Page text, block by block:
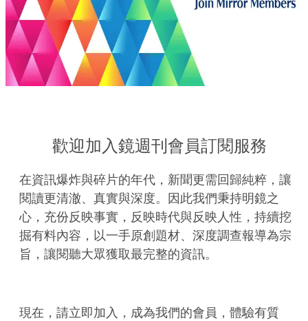
歡迎加入鏡週刊會員訂閱服務
在資訊爆炸與碎片的年代，新聞更需回歸純粹，讓
閱讀更清澈、真實與深度。因此我們秉持明鏡之
心，充份反映事實，反映時代與反映人性，持續挖
掘有料內容，以一手原創題材、深度調查報導為宗
旨，讓閱聽大眾獲取最完整的資訊。
現在，請立即加入，成為我們的會員，體驗有質